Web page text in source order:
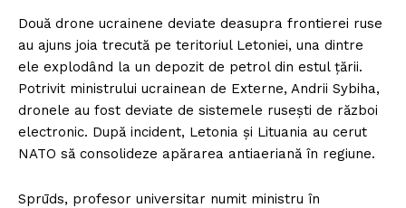
Două drone ucrainene deviate deasupra frontierei ruse
au ajuns joia trecută pe teritoriul Letoniei, una dintre
ele explodând la un depozit de petrol din estul țării.
Potrivit ministrului ucrainean de Externe, Andrii Sybiha,
dronele au fost deviate de sistemele rusești de război
electronic. După incident, Letonia și Lituania au cerut
NATO să consolideze apărarea antiaeriană în regiune.
Sprūds, profesor universitar numit ministru în